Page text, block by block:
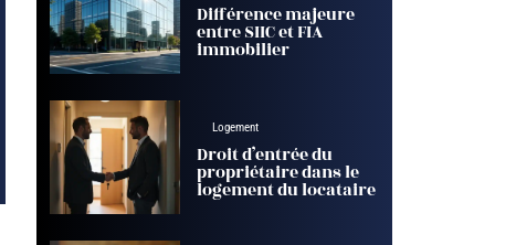
Différence majeure
entre SIIC et FIA
immobilier
Logement
Droit d’entrée du
propriétaire dans le
logement du locataire